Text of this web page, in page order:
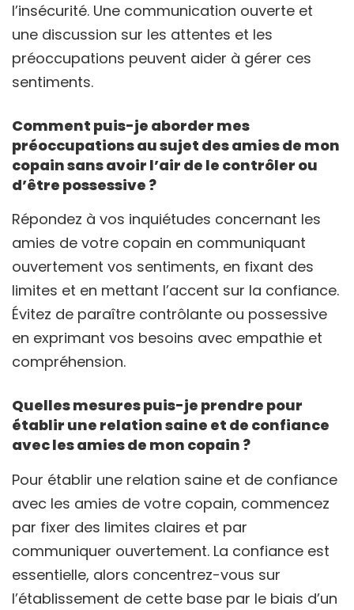
l’insécurité. Une communication ouverte et
une discussion sur les attentes et les
préoccupations peuvent aider à gérer ces
sentiments.
Comment puis-je aborder mes
préoccupations au sujet des amies de mon
copain sans avoir l’air de le contrôler ou
d’être possessive ?
Répondez à vos inquiétudes concernant les
amies de votre copain en communiquant
ouvertement vos sentiments, en fixant des
limites et en mettant l’accent sur la confiance.
Évitez de paraître contrôlante ou possessive
en exprimant vos besoins avec empathie et
compréhension.
Quelles mesures puis-je prendre pour
établir une relation saine et de confiance
avec les amies de mon copain ?
Pour établir une relation saine et de confiance
avec les amies de votre copain, commencez
par fixer des limites claires et par
communiquer ouvertement. La confiance est
essentielle, alors concentrez-vous sur
l’établissement de cette base par le biais d’un